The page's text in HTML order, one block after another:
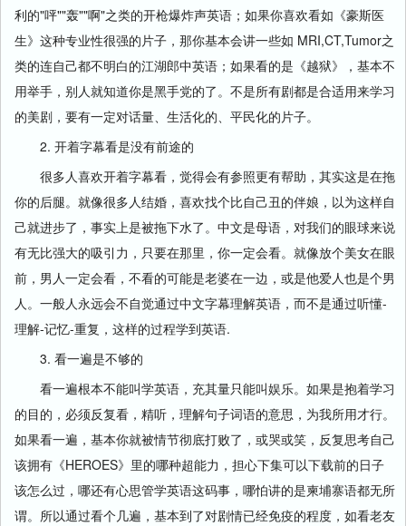
利的"呯""轰""啊"之类的开枪爆炸声英语；如果你喜欢看如《豪斯医
生》这种专业性很强的片子，那你基本会讲一些如 MRI,CT,Tumor之
类的连自己都不明白的江湖郎中英语；如果看的是《越狱》，基本不
用举手，别人就知道你是黑手党的了。不是所有剧都是合适用来学习
的美剧，要有一定对话量、生活化的、平民化的片子。
2. 开着字幕看是没有前途的
很多人喜欢开着字幕看，觉得会有参照更有帮助，其实这是在拖
你的后腿。就像很多人结婚，喜欢找个比自己丑的伴娘，以为这样自
己就进步了，事实上是被拖下水了。中文是母语，对我们的眼球来说
有无比强大的吸引力，只要在那里，你一定会看。就像放个美女在眼
前，男人一定会看，不看的可能是老婆在一边，或是他爱人也是个男
人。一般人永远会不自觉通过中文字幕理解英语，而不是通过听懂-
理解-记忆-重复，这样的过程学到英语.
3. 看一遍是不够的
看一遍根本不能叫学英语，充其量只能叫娱乐。如果是抱着学习
的目的，必须反复看，精听，理解句子词语的意思，为我所用才行。
如果看一遍，基本你就被情节彻底打败了，或哭或笑，反复思考自己
该拥有《HEROES》里的哪种超能力，担心下集可以下载前的日子
该怎么过，哪还有心思管学英语这码事，哪怕讲的是柬埔寨语都无所
谓。所以通过看个几遍，基本到了对剧情已经免疫的程度，如看老友